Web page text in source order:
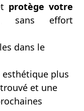
protège votre
sans effort
dans le
plus
et une